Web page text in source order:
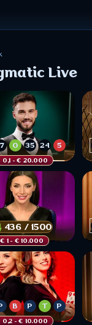
Live
0,1 - € 20.000
0 35 24 5
19 34 23 29
16 11
€ 1 - € 10.000
436 / 1500
0,2 - € 10.000
B P T P